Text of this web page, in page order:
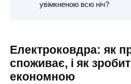
увімкненою всю ніч?
Електроковдра: як
споживає, і як
економною